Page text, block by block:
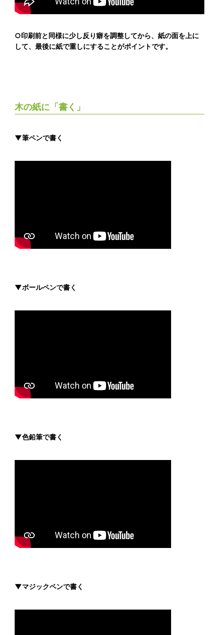
○印刷前と同様に少し反り癖を調整してから、紙の面を上に
して、最後に紙で重しにすることがポイントです。
木の紙に「書く」
▼筆ペンで書く
▼ボールペンで書く
▼色鉛筆で書く
▼マジックペンで書く